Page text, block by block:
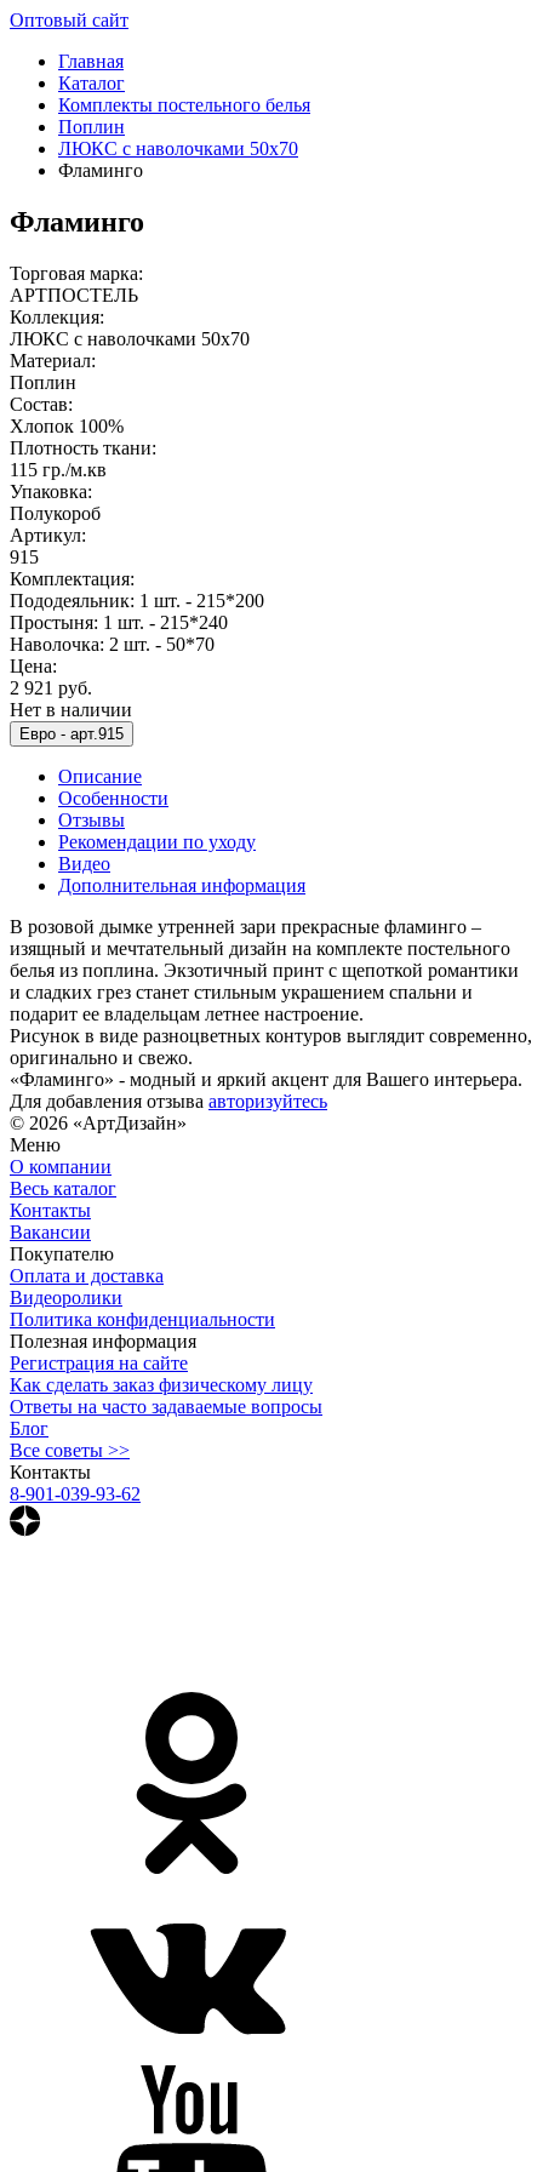
Оптовый сайт
Главная
Каталог
Комплекты постельного белья
Поплин
ЛЮКС с наволочками 50х70
Фламинго
Фламинго
Торговая марка:
АРТПОСТЕЛЬ
Коллекция:
ЛЮКС с наволочками 50х70
Материал:
Поплин
Состав:
Хлопок 100%
Плотность ткани:
115 гр./м.кв
Упаковка:
Полукороб
Артикул:
915
Комплектация:
Пододеяльник: 1 шт. - 215*200
Простыня: 1 шт. - 215*240
Наволочка: 2 шт. - 50*70
Цена:
2 921 руб.
Нет в наличии
Евро - арт.915
Описание
Особенности
Отзывы
Рекомендации по уходу
Видео
Дополнительная информация
В розовой дымке утренней зари прекрасные фламинго –
изящный и мечтательный дизайн на комплекте постельного
белья из поплина. Экзотичный принт с щепоткой романтики
и сладких грез станет стильным украшением спальни и
подарит ее владельцам летнее настроение.
Рисунок в виде разноцветных контуров выглядит современно,
оригинально и свежо.
«Фламинго» - модный и яркий акцент для Вашего интерьера.
Для добавления отзыва авторизуйтесь
© 2026 «АртДизайн»
Меню
О компании
Весь каталог
Контакты
Вакансии
Покупателю
Оплата и доставка
Видеоролики
Политика конфиденциальности
Полезная информация
Регистрация на сайте
Как сделать заказ физическому лицу
Ответы на часто задаваемые вопросы
Блог
Все советы >>
Контакты
8-901-039-93-62